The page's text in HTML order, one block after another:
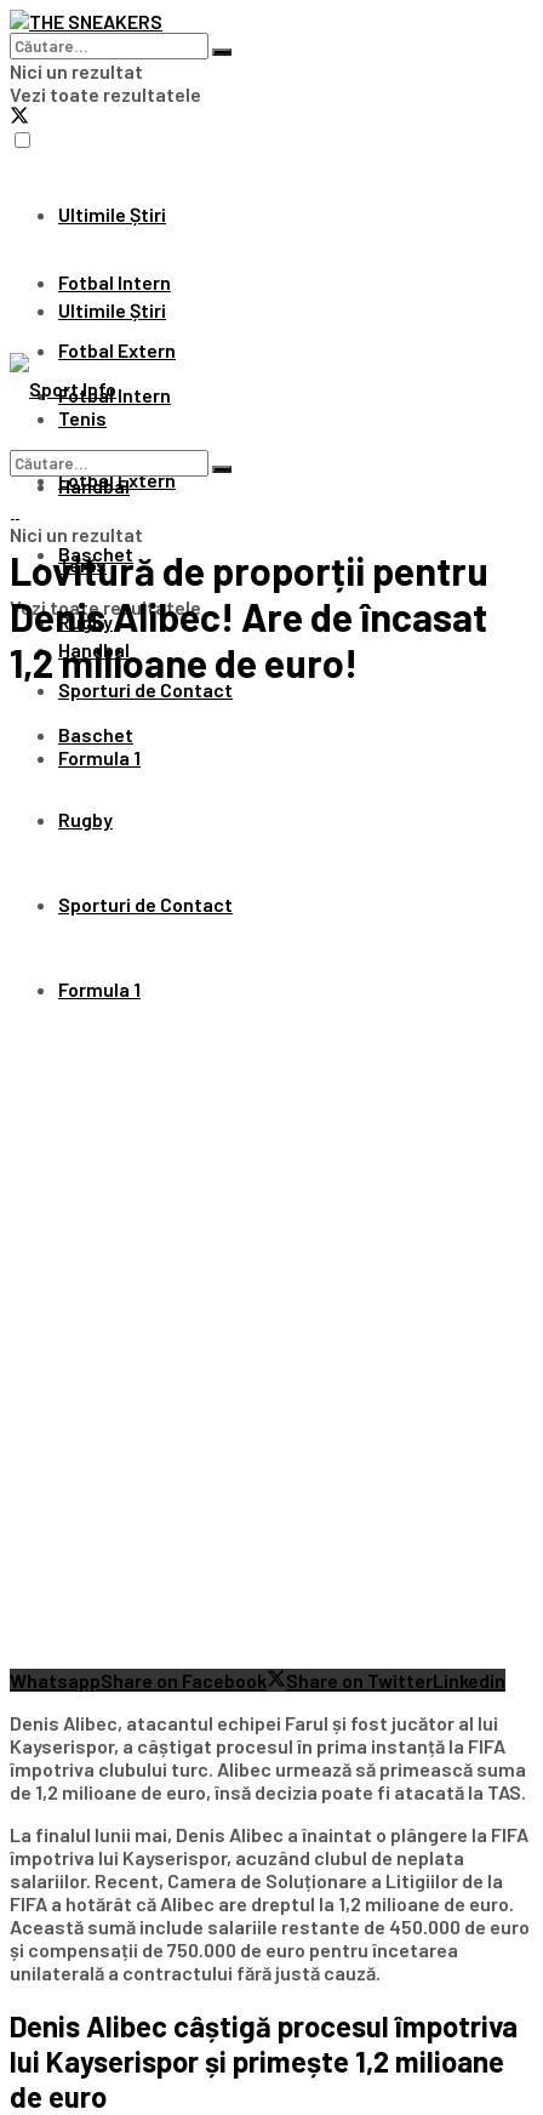
Nici un rezultat
Vezi toate rezultatele
Ultimile Știri
Fotbal Intern
Fotbal Extern
Tenis
Handbal
Baschet
Rugby
Sporturi de Contact
Formula 1
Ultimile Știri
Fotbal Intern
Fotbal Extern
Tenis
Handbal
Baschet
Rugby
Sporturi de Contact
Formula 1
Nici un rezultat
Vezi toate rezultatele
Lovitură de proporții pentru
Denis Alibec! Are de încasat
1,2 milioane de euro!
WhatsappShare on Facebook Share on TwitterLinkedin
Denis Alibec, atacantul echipei Farul și fost jucător al lui
Kayserispor, a câștigat procesul în prima instanță la FIFA
împotriva clubului turc. Alibec urmează să primească suma
de 1,2 milioane de euro, însă decizia poate fi atacată la TAS.
La finalul lunii mai, Denis Alibec a înaintat o plângere la FIFA
împotriva lui Kayserispor, acuzând clubul de neplata
salariilor. Recent, Camera de Soluționare a Litigiilor de la
FIFA a hotărât că Alibec are dreptul la 1,2 milioane de euro.
Această sumă include salariile restante de 450.000 de euro
și compensații de 750.000 de euro pentru încetarea
unilaterală a contractului fără justă cauză.
Denis Alibec câștigă procesul împotriva
lui Kayserispor și primește 1,2 milioane
de euro